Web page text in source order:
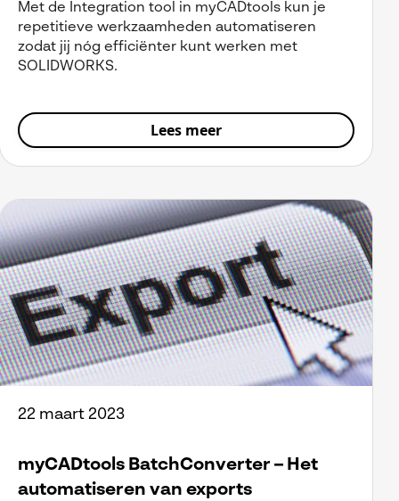
Met de Integration tool in myCADtools kun je
repetitieve werkzaamheden automatiseren
zodat jij nóg efficiënter kunt werken met
SOLIDWORKS.
Lees meer
22 maart 2023
myCADtools BatchConverter – Het
automatiseren van exports